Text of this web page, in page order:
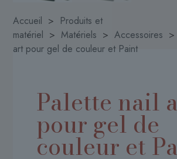
Accueil > Produits et
matériel > Matériels > Accessoires >
art pour gel de couleur et Paint
Palette nail
pour gel de
couleur et